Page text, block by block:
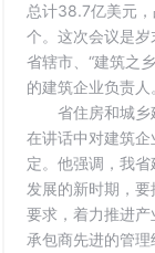
总计38.7亿美元
个。这次会议是
省辖市、“建筑之
的建筑企业负责人
省住房和城乡
在讲话中对建筑
定。他强调，我
发展的新时期，要
要求，着力推进
承包商先进的管理